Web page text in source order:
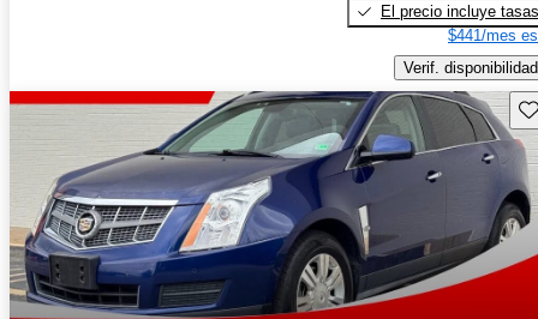
El precio incluye tasas
$441/mes
Verif. disponibilidad